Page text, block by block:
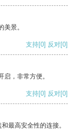
景。
支持[0] 反对[0]
，非常方便。
支持[0] 反对[0]
最高安全性的连接。